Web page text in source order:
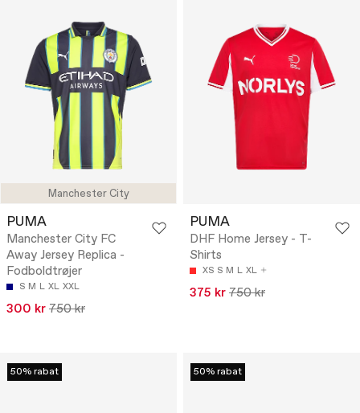
Manchester City
PUMA
Manchester City FC
Away Jersey Replica -
Fodboldtrøjer
S M L XL XXL
300 kr 750 kr
PUMA
DHF Home Jersey - T-
Shirts
XS S M L XL
375 kr 750 kr
50% rabat 50% rabat